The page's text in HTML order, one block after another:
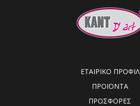
ΕΤΑΙΡΙΚΟ ΠΡΟΦΙΛ
ΠΡΟΪΟΝΤΑ
ΠΡΟΣΦΟΡΕΣ